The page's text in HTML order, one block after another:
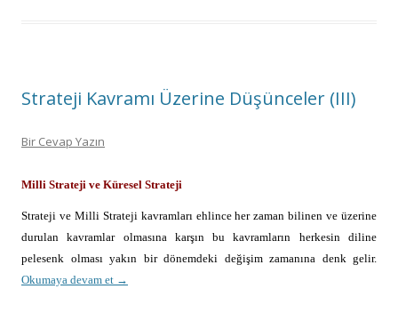
Strateji Kavramı Üzerine Düşünceler (III)
Bir Cevap Yazın
Milli Strateji ve Küresel Strateji
Strateji ve Milli Strateji kavramları ehlince her zaman bilinen ve üzerine
durulan kavramlar olmasına karşın bu kavramların herkesin diline
pelesenk olması yakın bir dönemdeki değişim zamanına denk gelir.
Okumaya devam et →